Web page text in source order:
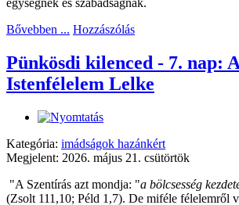
Bővebben ... Hozzászólás
Pünkösdi kilenced - 7. nap:
Istenfélelem Lelke
Kategória: imádságok hazánkért
Megjelent: 2026. május 21. csütörtök
"A Szentírás azt mondja: "a bölcsesség
(Zsolt 111,10; Péld 1,7). De miféle félelemről